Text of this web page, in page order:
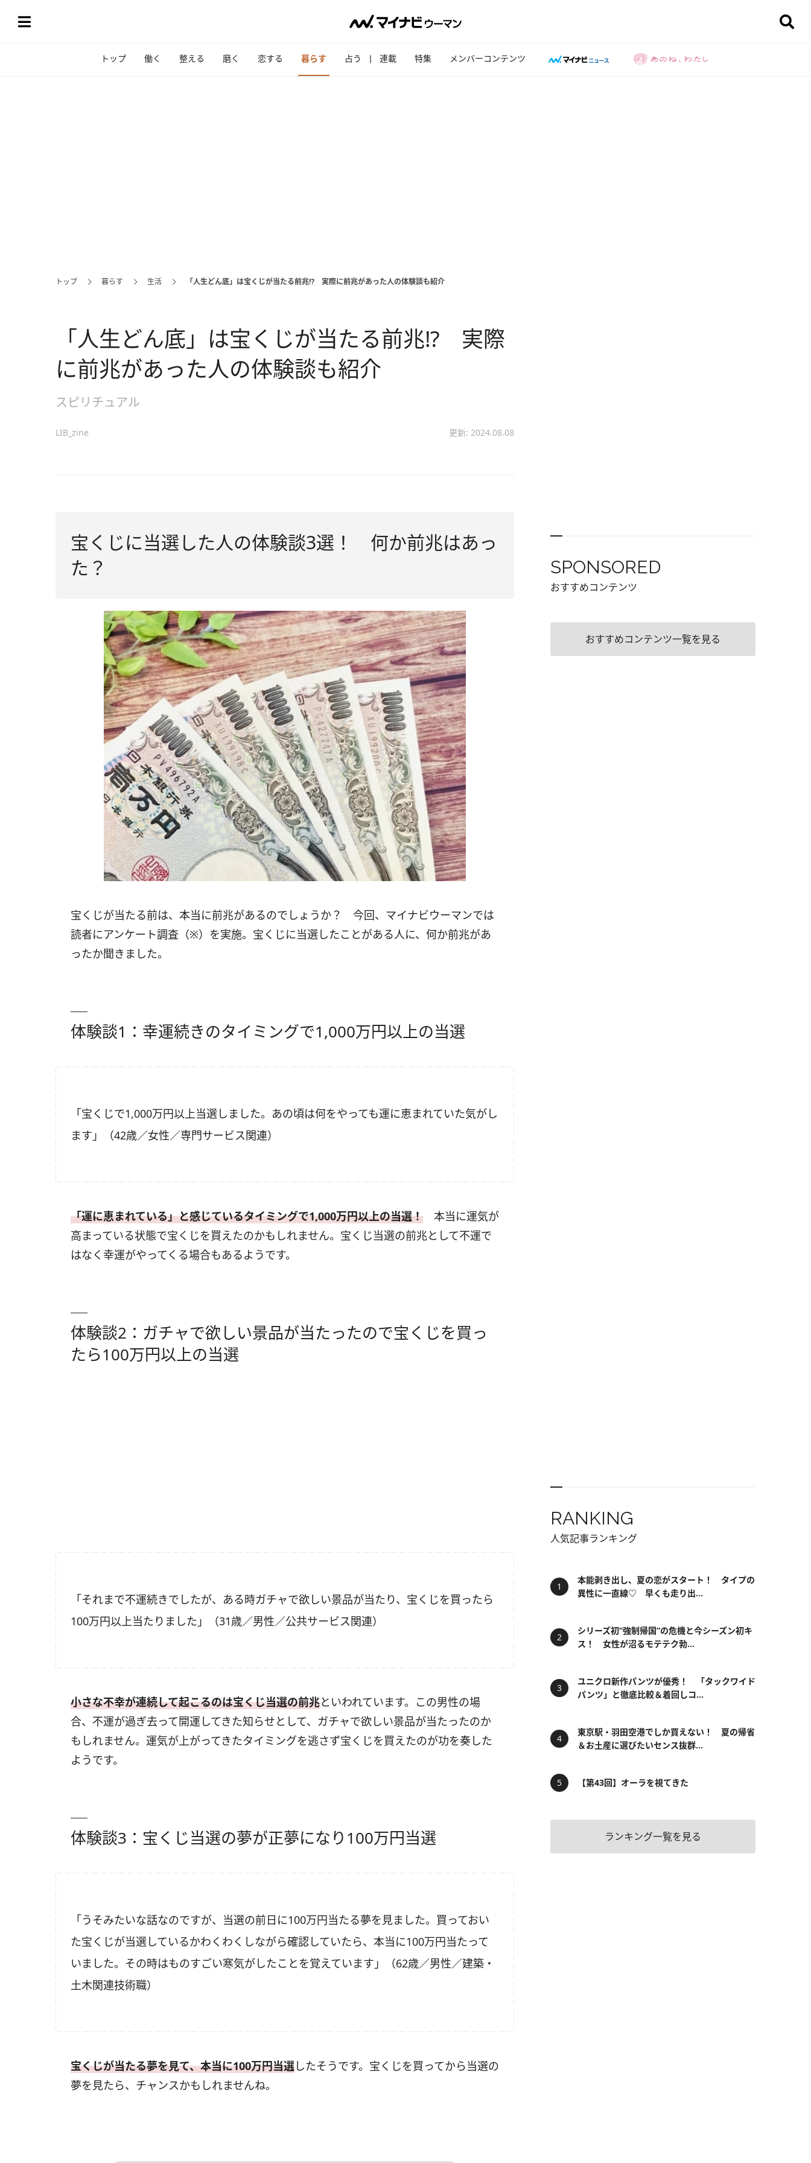
トップ 働く 整える 磨く 恋する 暮らす 占う 連載 特集 メンバーコンテンツ
トップ 暮らす 生活 「人生どん底」は宝くじが当たる前兆⁉ 実際に前兆があった人の体験談も紹介
「人生どん底」は宝くじが当たる前兆⁉ 実際
に前兆があった人の体験談も紹介
スピリチュアル
LIB_zine 更新: 2024.08.08
宝くじに当選した人の体験談3選！ 何か前兆はあっ
た？
宝くじが当たる前は、本当に前兆があるのでしょうか？ 今回、マイナビウーマンでは
読者にアンケート調査（※）を実施。宝くじに当選したことがある人に、何か前兆があ
ったか聞きました。
体験談1：幸運続きのタイミングで1,000万円以上の当選
「宝くじで1,000万円以上当選しました。あの頃は何をやっても運に恵まれていた気がし
ます」（42歳／女性／専門サービス関連）
「運に恵まれている」と感じているタイミングで1,000万円以上の当選！ 本当に運気が
高まっている状態で宝くじを買えたのかもしれません。宝くじ当選の前兆として不運で
はなく幸運がやってくる場合もあるようです。
体験談2：ガチャで欲しい景品が当たったので宝くじを買っ
たら100万円以上の当選
「それまで不運続きでしたが、ある時ガチャで欲しい景品が当たり、宝くじを買ったら
100万円以上当たりました」（31歳／男性／公共サービス関連）
小さな不幸が連続して起こるのは宝くじ当選の前兆といわれています。この男性の場
合、不運が過ぎ去って開運してきた知らせとして、ガチャで欲しい景品が当たったのか
もしれません。運気が上がってきたタイミングを逃さず宝くじを買えたのが功を奏した
ようです。
体験談3：宝くじ当選の夢が正夢になり100万円当選
「うそみたいな話なのですが、当選の前日に100万円当たる夢を見ました。買っておい
た宝くじが当選しているかわくわくしながら確認していたら、本当に100万円当たって
いました。その時はものすごい寒気がしたことを覚えています」（62歳／男性／建築・
土木関連技術職）
宝くじが当たる夢を見て、本当に100万円当選したそうです。宝くじを買ってから当選の
夢を見たら、チャンスかもしれませんね。
SPONSORED
おすすめコンテンツ
おすすめコンテンツ一覧を見る
RANKING
人気記事ランキング
本能剥き出し、夏の恋がスタート！ タイプの
異性に一直線♡ 早くも走り出...
シリーズ初“強制帰国”の危機と今シーズン初キ
ス！ 女性が沼るモテテク勃...
ユニクロ新作パンツが優秀！ 「タックワイド
パンツ」と徹底比較＆着回しコ...
東京駅・羽田空港でしか買えない！ 夏の帰省
＆お土産に選びたいセンス抜群...
【第43回】オーラを視てきた
ランキング一覧を見る